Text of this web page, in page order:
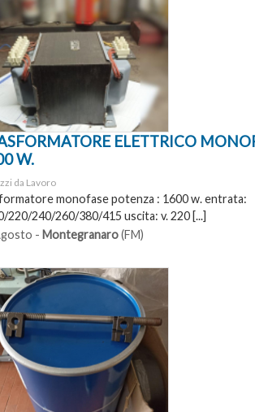
ELETTRICO
W.
da Lavoro
monofase potenza : 1600 w. entrata:
220/240/260/380/415 uscita: v. 220 [...]
- Montegranaro(FM)